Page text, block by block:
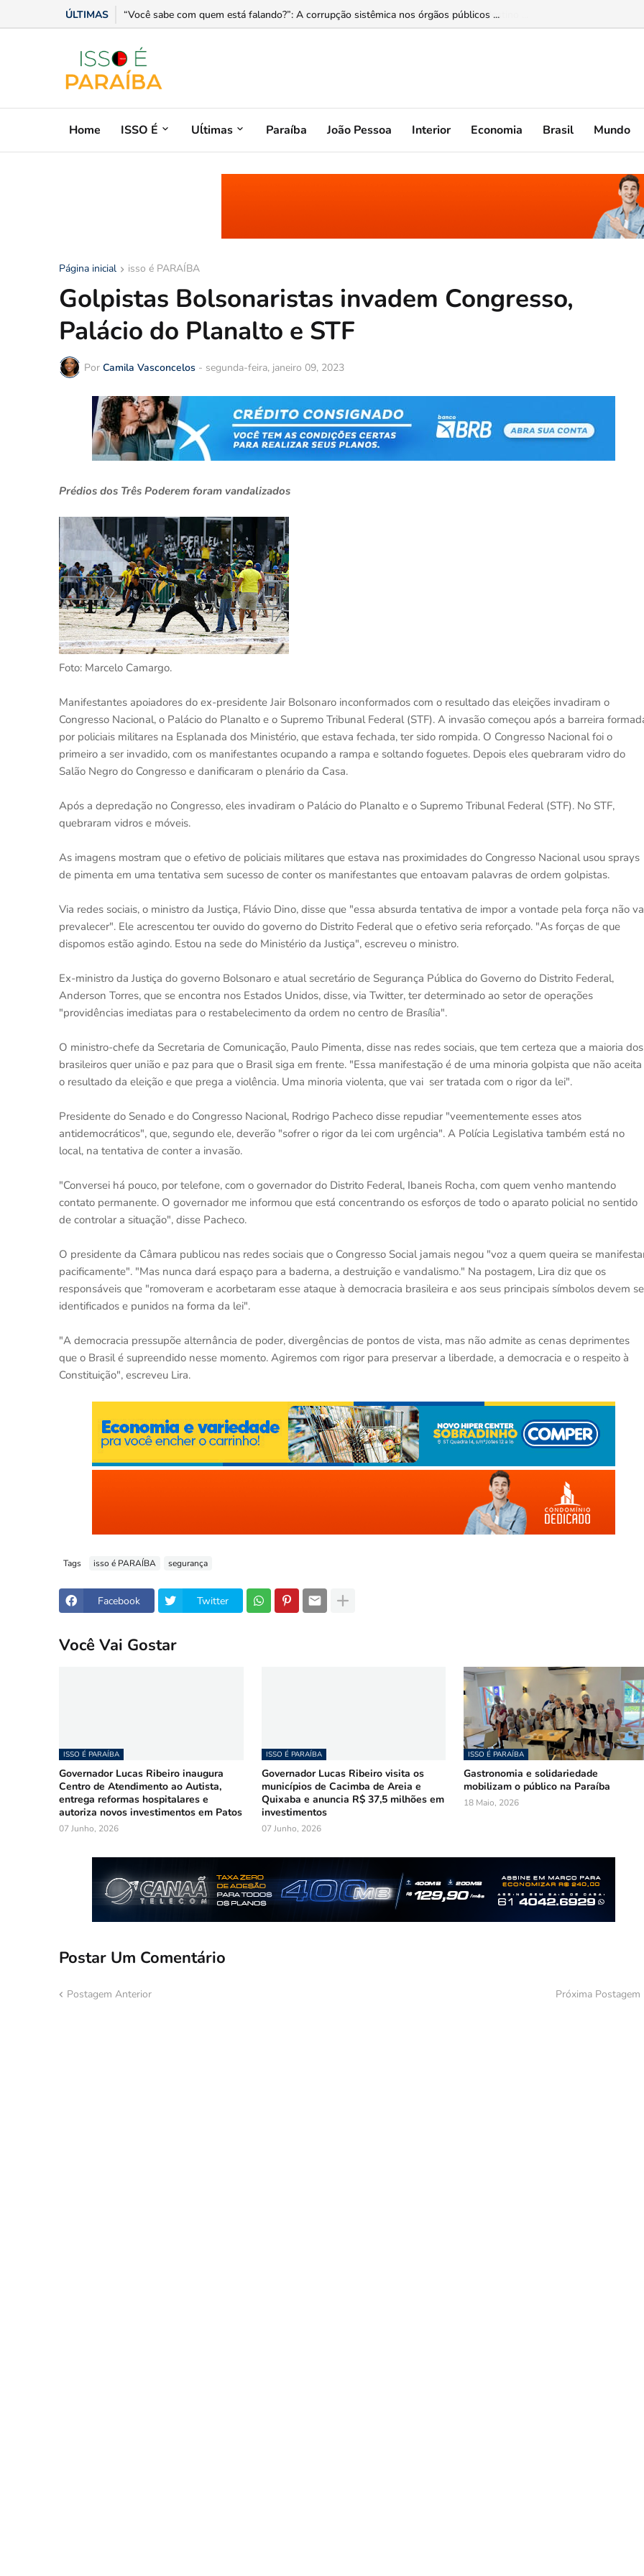
ÚLTIMAS “Você sabe com quem está falando?”: A corrupção sistêmica nos órgãos públicos ...
Home ISSO É Uĺtimas Paraíba João Pessoa Interior Economia Brasil Mundo
Página inicial isso é PARAÍBA
Golpistas Bolsonaristas invadem Congresso,
Palácio do Planalto e STF
Por Camila Vasconcelos - segunda-feira, janeiro 09, 2023
Prédios dos Três Poderem foram vandalizados
Foto: Marcelo Camargo.
Manifestantes apoiadores do ex-presidente Jair Bolsonaro inconformados com o resultado das eleições invadiram o
Congresso Nacional, o Palácio do Planalto e o Supremo Tribunal Federal (STF). A invasão começou após a barreira
por policiais militares na Esplanada dos Ministério, que estava fechada, ter sido rompida. O Congresso Nacional foi o
primeiro a ser invadido, com os manifestantes ocupando a rampa e soltando foguetes. Depois eles quebraram vidro do
Salão Negro do Congresso e danificaram o plenário da Casa.
Após a depredação no Congresso, eles invadiram o Palácio do Planalto e o Supremo Tribunal Federal (STF). No STF,
quebraram vidros e móveis.
As imagens mostram que o efetivo de policiais militares que estava nas proximidades do Congresso Nacional usou sprays
de pimenta em uma tentativa sem sucesso de conter os manifestantes que entoavam palavras de ordem golpistas.
Via redes sociais, o ministro da Justiça, Flávio Dino, disse que "essa absurda tentativa de impor a vontade pela força não
prevalecer". Ele acrescentou ter ouvido do governo do Distrito Federal que o efetivo seria reforçado. "As forças de que
dispomos estão agindo. Estou na sede do Ministério da Justiça", escreveu o ministro.
Ex-ministro da Justiça do governo Bolsonaro e atual secretário de Segurança Pública do Governo do Distrito Federal,
Anderson Torres, que se encontra nos Estados Unidos, disse, via Twitter, ter determinado ao setor de operações
"providências imediatas para o restabelecimento da ordem no centro de Brasília".
O ministro-chefe da Secretaria de Comunicação, Paulo Pimenta, disse nas redes sociais, que tem certeza que a maioria dos
brasileiros quer união e paz para que o Brasil siga em frente. "Essa manifestação é de uma minoria golpista que não aceita
o resultado da eleição e que prega a violência. Uma minoria violenta, que vai ser tratada com o rigor da lei".
Presidente do Senado e do Congresso Nacional, Rodrigo Pacheco disse repudiar "veementemente esses atos
antidemocráticos", que, segundo ele, deverão "sofrer o rigor da lei com urgência". A Polícia Legislativa também está no
local, na tentativa de conter a invasão.
"Conversei há pouco, por telefone, com o governador do Distrito Federal, Ibaneis Rocha, com quem venho mantendo
contato permanente. O governador me informou que está concentrando os esforços de todo o aparato policial no sentido
de controlar a situação", disse Pacheco.
O presidente da Câmara publicou nas redes sociais que o Congresso Social jamais negou "voz a quem queira se
pacificamente". "Mas nunca dará espaço para a baderna, a destruição e vandalismo." Na postagem, Lira diz que os
responsáveis que "romoveram e acorbetaram esse ataque à democracia brasileira e aos seus principais símbolos devem
identificados e punidos na forma da lei".
"A democracia pressupõe alternância de poder, divergências de pontos de vista, mas não admite as cenas deprimentes
que o Brasil é supreendido nesse momento. Agiremos com rigor para preservar a liberdade, a democracia e o respeito à
Constituição", escreveu Lira.
Tags isso é PARAÍBA segurança
Facebook Twitter
Você Vai Gostar
ISSO É PARAÍBA
Governador Lucas Ribeiro inaugura
Centro de Atendimento ao Autista,
entrega reformas hospitalares e
autoriza novos investimentos em Patos
07 Junho, 2026
ISSO É PARAÍBA
Governador Lucas Ribeiro visita os
municípios de Cacimba de Areia e
Quixaba e anuncia R$ 37,5 milhões em
investimentos
07 Junho, 2026
ISSO É PARAÍBA
Gastronomia e solidariedade
mobilizam o público na Paraíba
18 Maio, 2026
Postar Um Comentário
Postagem Anterior Próxima Postagem